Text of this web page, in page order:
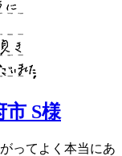
市 S様
ってよく本当にあ